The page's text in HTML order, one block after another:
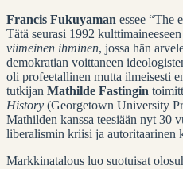
Francis Fukuyaman essee “The
Tätä seurasi 1992
viimeinen ihminen, jossa hän
demokratian voittaneen
oli profeetallinen mutta ilmeisesti
tutkijan Mathilde Fastingin
History (Georgetown University
Mathilden kanssa teesiään nyt 30
liberalismin kriisi ja autoritaarinen
Markkinatalous luo suotuisat